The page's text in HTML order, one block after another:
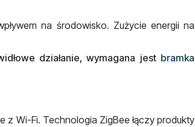
na środowisko. Zużycie energii na
działanie, wymagana jest bramka
Wi-Fi. Technologia ZigBee łączy produkty